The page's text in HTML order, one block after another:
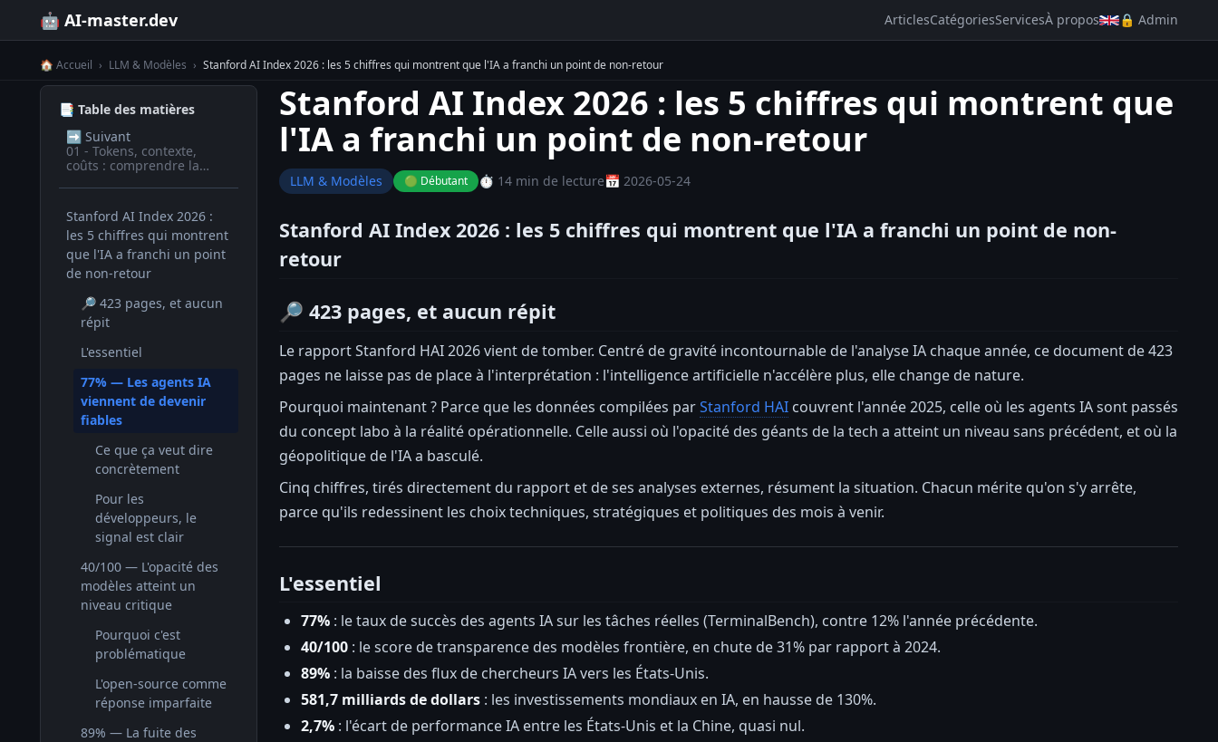
🤖 AI-master.dev ArticlesCatégoriesServicesÀ propos 🔒 Admin
🏠 Accueil › LLM & Modèles › Stanford AI Index 2026 : les 5 chiffres qui montrent que l'IA a franchi un point de non-retour
📑 Table des matières
➡️ Suivant
01 - Tokens, contexte,
coûts : comprendre la
Stanford AI Index 2026 :
les 5 chiffres qui montrent
que l'IA a franchi un point
de non-retour
🔎 423 pages, et aucun
répit
L'essentiel
77% — Les agents IA
viennent de devenir
fiables
Ce que ça veut dire
concrètement
Pour les
développeurs, le
signal est clair
40/100 — L'opacité des
modèles atteint un
niveau critique
Pourquoi c'est
problématique
L'open-source comme
réponse imparfaite
89% — La fuite des
Stanford AI Index 2026 : les 5 chiffres qui montrent que
l'IA a franchi un point de non-retour
LLM & Modèles 🟢 Débutant ⏱️ 14 min de lecture📅 2026-05-24
Stanford AI Index 2026 : les 5 chiffres qui montrent que l'IA a franchi un point de non-
retour
🔎 423 pages, et aucun répit
Le rapport Stanford HAI 2026 vient de tomber. Centré de gravité incontournable de l'analyse IA chaque année, ce document de 423
pages ne laisse pas de place à l'interprétation : l'intelligence artificielle n'accélère plus, elle change de nature.
Pourquoi maintenant ? Parce que les données compilées parStanford HAI couvrent l'année 2025, celle où les agents IA sont passés
du concept labo à la réalité opérationnelle. Celle aussi où l'opacité des géants de la tech a atteint un niveau sans précédent, et où la
géopolitique de l'IA a basculé.
Cinq chiffres, tirés directement du rapport et de ses analyses externes, résument la situation. Chacun mérite qu'on s'y arrête,
parce qu'ils redessinent les choix techniques, stratégiques et politiques des mois à venir.
L'essentiel
77% : le taux de succès des agents IA sur les tâches réelles (TerminalBench), contre 12% l'année précédente.
40/100 : le score de transparence des modèles frontière, en chute de 31% par rapport à 2024.
89% : la baisse des flux de chercheurs IA vers les États-Unis.
581,7 milliards de dollars : les investissements mondiaux en IA, en hausse de 130%.
2,7% : l'écart de performance IA entre les États-Unis et la Chine, quasi nul.